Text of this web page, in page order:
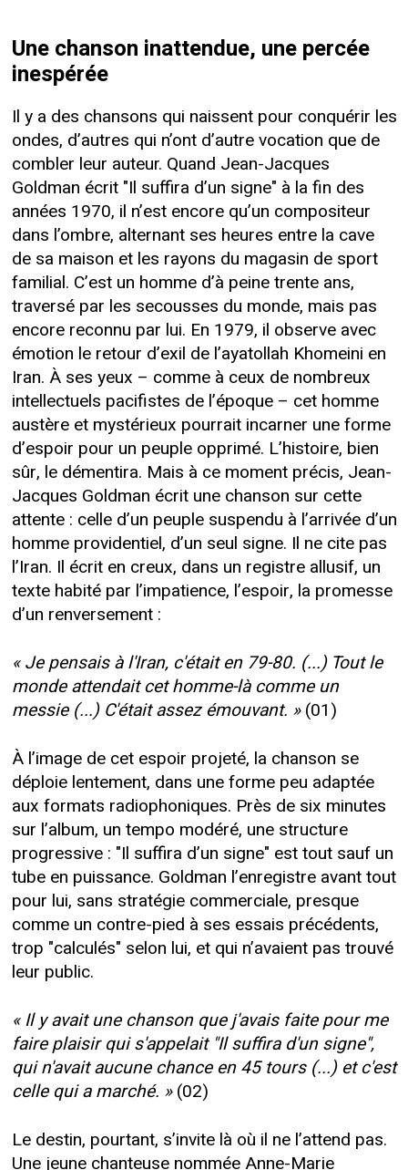
Une chanson inattendue, une percée
inespérée
Il y a des chansons qui naissent pour conquérir les
ondes, d’autres qui n’ont d’autre vocation que de
combler leur auteur. Quand Jean-Jacques
Goldman écrit "Il suffira d’un signe" à la fin des
années 1970, il n’est encore qu’un compositeur
dans l’ombre, alternant ses heures entre la cave
de sa maison et les rayons du magasin de sport
familial. C’est un homme d’à peine trente ans,
traversé par les secousses du monde, mais pas
encore reconnu par lui. En 1979, il observe avec
émotion le retour d’exil de l’ayatollah Khomeini en
Iran. À ses yeux – comme à ceux de nombreux
intellectuels pacifistes de l’époque – cet homme
austère et mystérieux pourrait incarner une forme
d’espoir pour un peuple opprimé. L’histoire, bien
sûr, le démentira. Mais à ce moment précis, Jean-
Jacques Goldman écrit une chanson sur cette
attente : celle d’un peuple suspendu à l’arrivée d’un
homme providentiel, d’un seul signe. Il ne cite pas
l’Iran. Il écrit en creux, dans un registre allusif, un
texte habité par l’impatience, l’espoir, la promesse
d’un renversement :
« Je pensais à l'Iran, c'était en 79-80. (...) Tout le
monde attendait cet homme-là comme un
messie (...) C'était assez émouvant. »(01)
À l’image de cet espoir projeté, la chanson se
déploie lentement, dans une forme peu adaptée
aux formats radiophoniques. Près de six minutes
sur l’album, un tempo modéré, une structure
progressive : "Il suffira d’un signe" est tout sauf un
tube en puissance. Goldman l’enregistre avant tout
pour lui, sans stratégie commerciale, presque
comme un contre-pied à ses essais précédents,
trop "calculés" selon lui, et qui n’avaient pas trouvé
leur public.
« Il y avait une chanson que j'avais faite pour me
faire plaisir qui s'appelait "Il suffira d'un signe",
qui n'avait aucune chance en 45 tours (...) et c'est
celle qui a marché. »(02)
Le destin, pourtant, s’invite là où il ne l’attend pas.
Une jeune chanteuse nommée Anne-Marie